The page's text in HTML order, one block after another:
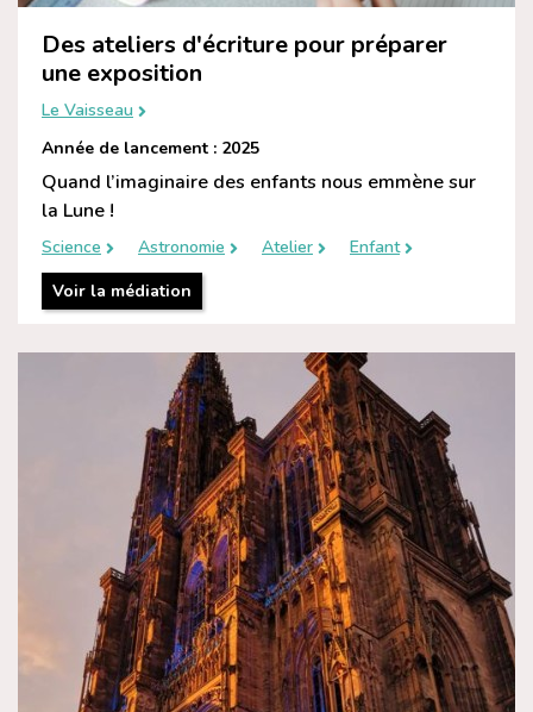
Des ateliers d'écriture pour préparer
une exposition
Le Vaisseau
Année de lancement : 2025
Quand l’imaginaire des enfants nous emmène sur
la Lune !
Science Astronomie Atelier
Enfant
Voir la médiation